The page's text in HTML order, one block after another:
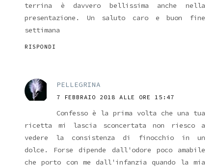
terrina è davvero bellissima anche nella
presentazione. Un saluto caro e buon fine
settimana
RISPONDI
PELLEGRINA
7 FEBBRAIO 2018 ALLE ORE 15:47
Confesso è la prima volta che una tua
ricetta mi lascia sconcertata non riesco a
vedere la consistenza di finocchio in un
dolce. Forse dipende dall'odore poco amabile
che porto con me dall'infanzia quando la mia